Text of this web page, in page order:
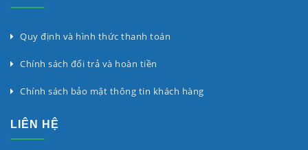
Quy định và hình thức thanh toán
Chính sách đổi trả và hoàn tiền
Chính sách bảo mật thông tin khách hàng
LIÊN HỆ